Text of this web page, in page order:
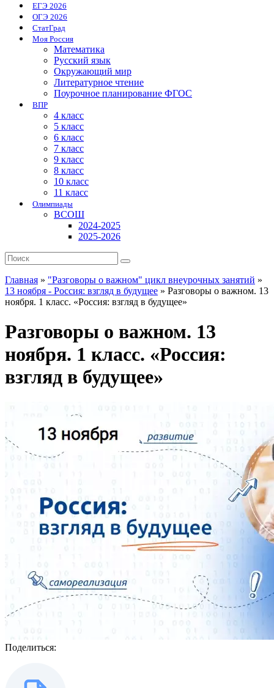
ЕГЭ 2026
ОГЭ 2026
СтатГрад
Моя Россия
Математика
Русский язык
Окружающий мир
Литературное чтение
Поурочное планирование ФГОС
ВПР
4 класс
5 класс
6 класс
7 класс
9 класс
8 класс
10 класс
11 класс
Олимпиады
ВСОШ
2024-2025
2025-2026
Главная » "Разговоры о важном" цикл внеурочных занятий »
13 ноября - Россия: взгляд в будущее » Разговоры о важном. 13
ноября. 1 класс. «Россия: взгляд в будущее»
Разговоры о важном. 13
ноября. 1 класс. «Россия:
взгляд в будущее»
Поделиться: